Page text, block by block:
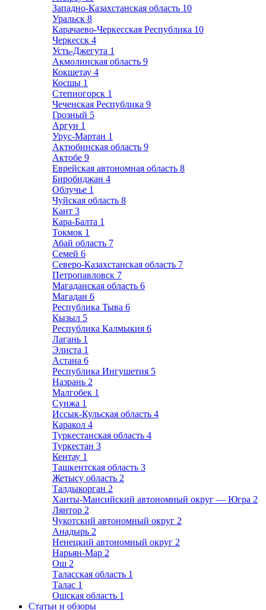
Западно-Казахстанская область 10
Уральск 8
Карачаево-Черкесская Республика 10
Черкесск 4
Усть-Джегута 1
Акмолинская область 9
Кокшетау 4
Косшы 1
Степногорск 1
Чеченская Республика 9
Грозный 5
Аргун 1
Урус-Мартан 1
Актюбинская область 9
Актобе 9
Еврейская автономная область 8
Биробиджан 4
Облучье 1
Чуйская область 8
Кант 3
Кара-Балта 1
Токмок 1
Абай область 7
Семей 6
Северо-Казахстанская область 7
Петропавловск 7
Магаданская область 6
Магадан 6
Республика Тыва 6
Кызыл 5
Республика Калмыкия 6
Лагань 1
Элиста 1
Астана 6
Республика Ингушетия 5
Назрань 2
Малгобек 1
Сунжа 1
Иссык-Кульская область 4
Каракол 4
Туркестанская область 4
Туркестан 3
Кентау 1
Ташкентская область 3
Жетысу область 2
Талдыкорган 2
Ханты-Мансийский автономный округ — Югра 2
Лянтор 2
Чукотский автономный округ 2
Анадырь 2
Ненецкий автономный округ 2
Нарьян-Мар 2
Ош 2
Таласская область 1
Талас 1
Ошская область 1
Статьи и обзоры